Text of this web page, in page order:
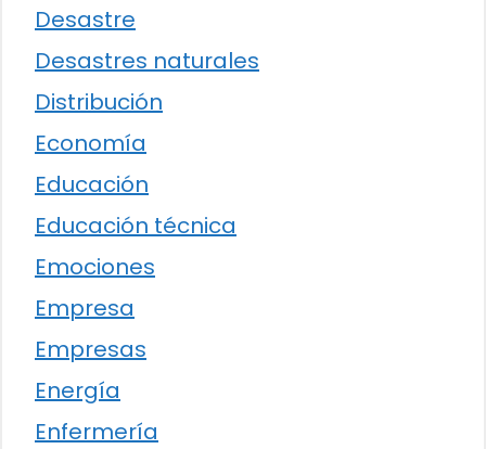
Desastre
Desastres naturales
Distribución
Economía
Educación
Educación técnica
Emociones
Empresa
Empresas
Energía
Enfermería